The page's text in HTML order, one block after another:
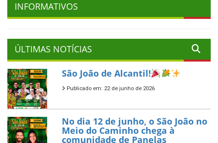
INFORMATIVOS
ÚLTIMAS NOTÍCIAS
São João de Alcantil!
Publicado em: 22 de junho de 2026
No dia 12 de junho, o São João no
Meio do Caminho chega à
comunidade de Panelas